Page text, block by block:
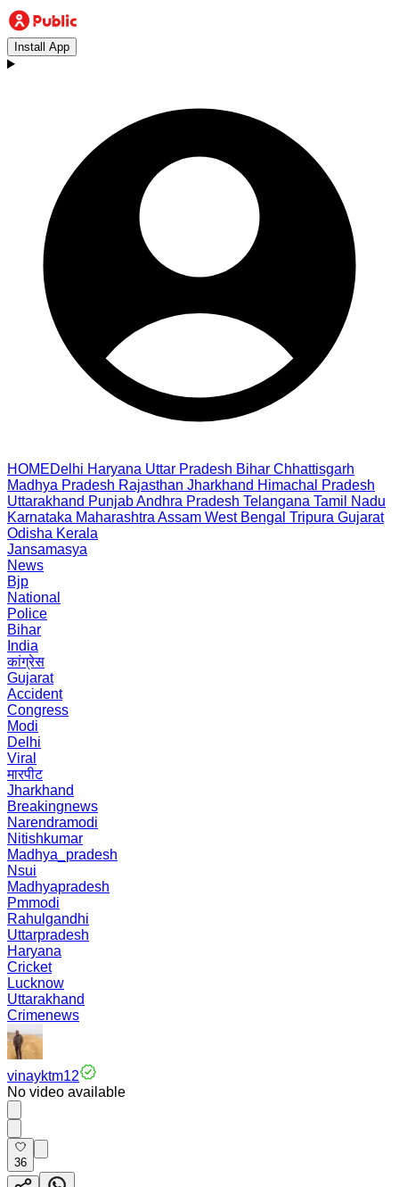
Install App
HOMEDelhi Haryana Uttar Pradesh Bihar Chhattisgarh
Madhya Pradesh Rajasthan Jharkhand Himachal Pradesh
Uttarakhand PunjabAndhra Pradesh Telangana Tamil Nadu
Karnataka Maharashtra Assam West Bengal Tripura Gujarat
Odisha Kerala
Jansamasya
News
Bjp
National
Police
Bihar
India
कांग्रेस
Gujarat
Accident
Congress
Modi
Delhi
Viral
मारपीट
Jharkhand
Breakingnews
Narendramodi
Nitishkumar
Madhya_pradesh
Nsui
Madhyapradesh
Pmmodi
Rahulgandhi
Uttarpradesh
Haryana
Cricket
Lucknow
Uttarakhand
Crimenews
vinayktm12
No video available
36